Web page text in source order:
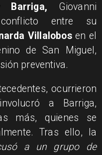
Barriga, Giovanni
entre su
Villalobosen el
de San Miguel,
preventiva.
ocurrieron
a Barriga,
más, quienes se
Tras ello, la
a un grupo de